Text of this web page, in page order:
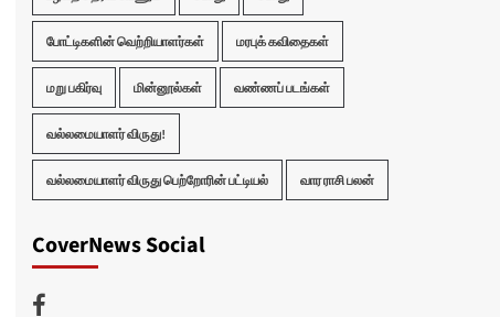
போட்டிகளின் வெற்றியாளர்கள் மரபுக் கவிதைகள்
மறு பகிர்வு மின்னூல்கள் வண்ணப் படங்கள்
வல்லமையாளர் விருது!
வல்லமையாளர் விருது பெற்றோரின் பட்டியல் வார ராசி பலன்
CoverNews Social
Facebook